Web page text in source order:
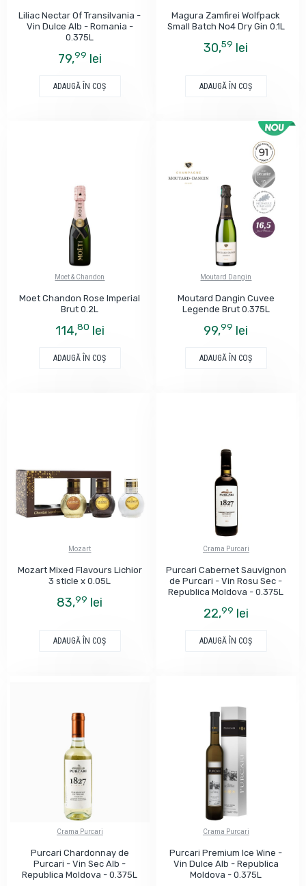
Liliac Nectar Of Transilvania -
Vin Dulce Alb - Romania -
0.375L
79,99 lei
ADAUGĂ ÎN COŞ
Magura Zamfirei Wolfpack
Small Batch No4 Dry Gin 0.1L
30,59 lei
ADAUGĂ ÎN COŞ
Moet & Chandon
Moet Chandon Rose Imperial
Brut 0.2L
114,80 lei
ADAUGĂ ÎN COŞ
Moutard Dangin
Moutard Dangin Cuvee
Legende Brut 0.375L
99,99 lei
ADAUGĂ ÎN COŞ
Mozart
Mozart Mixed Flavours Lichior
3 sticle x 0.05L
83,99 lei
ADAUGĂ ÎN COŞ
Crama Purcari
Purcari Cabernet Sauvignon
de Purcari - Vin Rosu Sec -
Republica Moldova - 0.375L
22,99 lei
ADAUGĂ ÎN COŞ
Crama Purcari
Purcari Chardonnay de
Purcari - Vin Sec Alb -
Republica Moldova - 0.375L
Crama Purcari
Purcari Premium Ice Wine -
Vin Dulce Alb - Republica
Moldova - 0.375L